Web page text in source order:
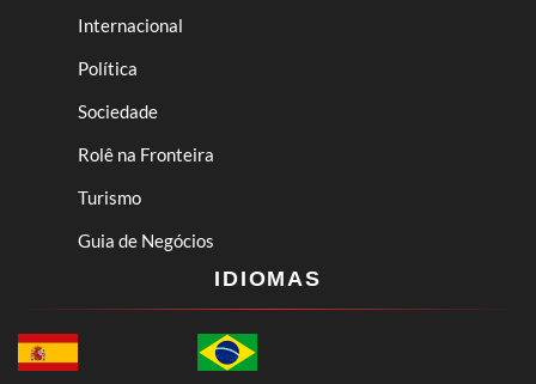
Internacional
Política
Sociedade
Rolê na Fronteira
Turismo
Guia de Negócios
IDIOMAS